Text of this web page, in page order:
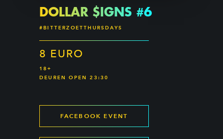
DOLLAR $IGNS #6
#BITTERZOETTHURSDAYS
8 EURO
18+
DEUREN OPEN 23:30
FACEBOOK EVENT